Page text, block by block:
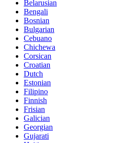
Belarusian
Bengali
Bosnian
Bulgarian
Cebuano
Chichewa
Corsican
Croatian
Dutch
Estonian
Filipino
Finnish
Frisian
Galician
Georgian
Gujarati